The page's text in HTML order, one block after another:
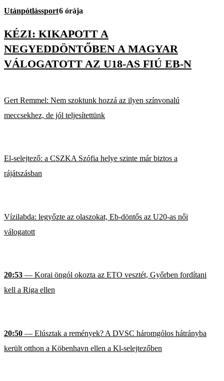
Utánpótlássport6 órája
KÉZI: KIKAPOTT A
NEGYEDDÖNTŐBEN A MAGYAR
VÁLOGATOTT AZ U18-AS FIÚ EB-N
Gert Remmel: Nem szoktunk hozzá az ilyen színvonalú
meccsekhez, de jól teljesítettünk
El-selejtező: a CSZKA Szófia helye szinte már biztos a
rájátszásban
Vízilabda: legyőzte az olaszokat, Eb-döntős az U20-as női
válogatott
20:53 — Korai öngól okozta az ETO vesztét, Győrben fordítani
kell a Riga ellen
20:50 — Elúsztak a remények? A DVSC háromgólos hátrányba
került otthon a Köbenhavn ellen a Kl-selejtezőben